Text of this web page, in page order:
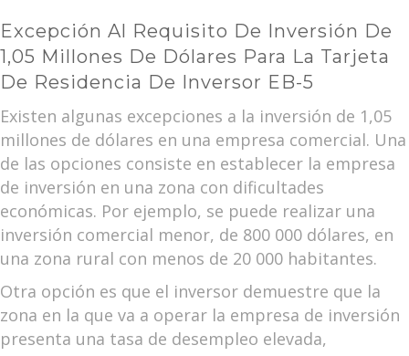
Excepción Al Requisito De Inversión De
1,05 Millones De Dólares Para La Tarjeta
De Residencia De Inversor EB-5
Existen algunas excepciones a la inversión de 1,05
millones de dólares en una empresa comercial. Una
de las opciones consiste en establecer la empresa
de inversión en una zona con dificultades
económicas. Por ejemplo, se puede realizar una
inversión comercial menor, de 800 000 dólares, en
una zona rural con menos de 20 000 habitantes.
Otra opción es que el inversor demuestre que la
zona en la que va a operar la empresa de inversión
presenta una tasa de desempleo elevada,